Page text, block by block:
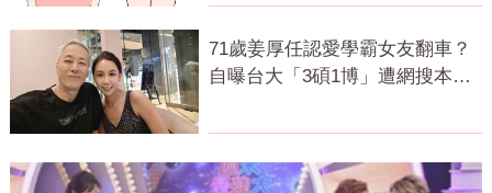
71歲姜厚任認愛學霸女友翻車？
自曝台大「3碩1博」遭網搜本